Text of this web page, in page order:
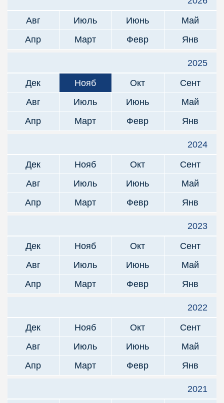
Авг
Июль Июнь
Май
Апр
Март Февр Янв
2025
Дек
Нояб Окт
Сент
Авг
Июль Июнь
Май
Апр
Март Февр Янв
2024
Дек
Нояб Окт
Сент
Авг
Июль Июнь
Май
Апр
Март Февр Янв
2023
Дек
Нояб Окт
Сент
Авг
Июль Июнь
Май
Апр
Март Февр Янв
2022
Дек
Нояб Окт
Сент
Авг
Июль Июнь
Май
Апр
Март Февр Янв
2021